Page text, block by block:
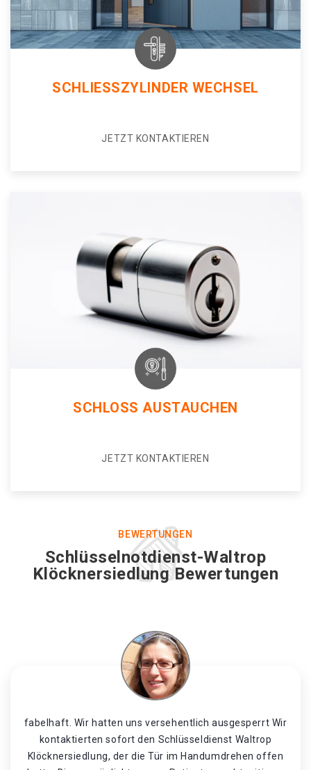
SCHLIESSZYLINDER WECHSEL
JETZT KONTAKTIEREN
SCHLOSS AUSTAUCHEN
JETZT KONTAKTIEREN
BEWERTUNGEN
Schlüsselnotdienst-Waltrop
Klöcknersiedlung Bewertungen
fabelhaft. Wir hatten uns versehentlich ausgesperrt Wir
kontaktierten sofort den Schlüsseldienst Waltrop
Klöcknersiedlung, der die Tür im Handumdrehen offen